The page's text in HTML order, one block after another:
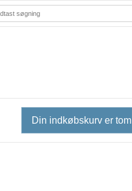
Din indkøbskurv er tom